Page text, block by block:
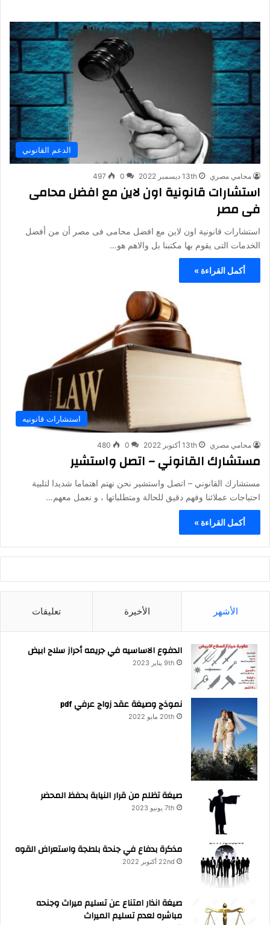
الدعم القانوني
محامي مصري 13th ديسمبر 2022 0
497
استشارات قانونية اون لاين مع افضل محامى
فى مصر
استشارات قانونية اون لاين مع افضل محامى فى مصر أن من أفضل
الخدمات التى يقوم بها مكتبنا بل والاهم هو…
أكمل القراءة »
استشارات قانونيه
محامي مصري 13th أكتوبر 2022 0
480
مستشارك القانوني – اتصل واستشير
مستشارك القانوني – اتصل واستشير نحن نهتم اهتماما شديدا لتلبية
احتياجات عملائنا وفهم دقيق للحالة ومتطلباتها ، و نعمل معهم…
أكمل القراءة »
الأشهر الأخيرة تعليقات
الدفوع الاساسيه في جريمه أحراز سلاح ابيض
9th يناير 2023
نموذج وصيغة عقد زواج عرفي pdf
20th مايو 2022
صيغة تظلم من قرار النيابة بحفظ المحضر
7th يونيو 2023
مذكرة بدفاع في جنحة بلطجة واستعراض القوه
22nd أكتوبر 2022
صيغة انذار امتناع عن تسليم ميراث وجنحه
مباشره لعدم تسليم الميراث